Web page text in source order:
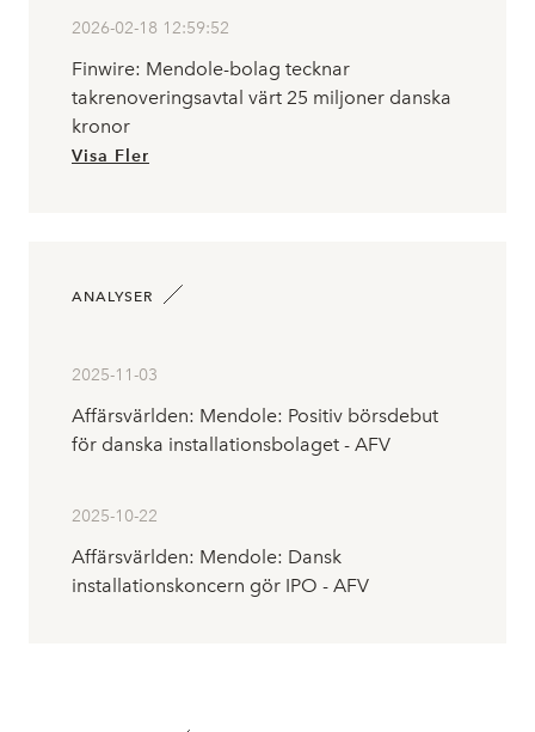
2026-02-18 12:59:52
Finwire: Mendole-bolag tecknar
takrenoveringsavtal värt 25 miljoner danska
kronor
Visa Fler
ANALYSER
2025-11-03
Affärsvärlden: Mendole: Positiv börsdebut
för danska installationsbolaget - AFV
2025-10-22
Affärsvärlden: Mendole: Dansk
installationskoncern gör IPO - AFV